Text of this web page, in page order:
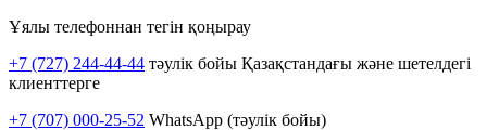
Ұялы телефоннан тегін қоңырау
+7 (727) 244-44-44 тәулік бойы Қазақстандағы және шетелдегі
клиенттерге
+7 (707) 000-25-52 WhatsApp (тәулік бойы)